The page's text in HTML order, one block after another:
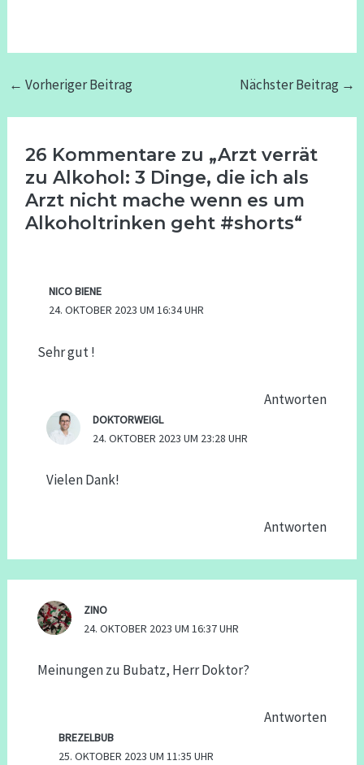
← Vorheriger Beitrag Nächster Beitrag →
26 Kommentare zu „Arzt verrät
zu Alkohol: 3 Dinge, die ich als
Arzt nicht mache wenn es um
Alkoholtrinken geht #shorts“
NICO BIENE
24. OKTOBER 2023 UM 16:34 UHR
Sehr gut !
Antworten
DOKTORWEIGL
24. OKTOBER 2023 UM 23:28 UHR
Vielen Dank!
Antworten
ZINO
24. OKTOBER 2023 UM 16:37 UHR
Meinungen zu Bubatz, Herr Doktor?
Antworten
BREZELBUB
25. OKTOBER 2023 UM 11:35 UHR